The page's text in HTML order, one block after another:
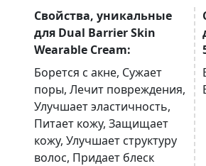
Свойства, уникальные
для Dual Barrier Skin
Wearable Cream:
Борется с акне, Сужает
поры, Лечит повреждения,
Улучшает эластичность,
Питает кожу, Защищает
кожу, Улучшает структуру
волос, Придает блеск